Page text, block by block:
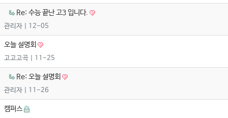
Re: 수능 끝난 고3 입니다.
관리자 | 12-05
오늘 설명회
고고고곡 | 11-25
Re: 오늘 설명회
관리자 | 11-26
캠퍼스